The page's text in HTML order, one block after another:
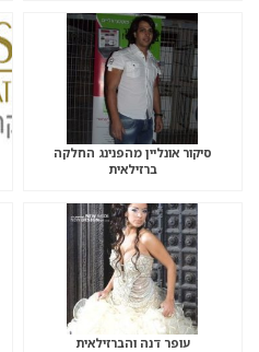
סיקור אונליין מהפנינג החלקה
ברזילאית
עופר דנה והברזילאית